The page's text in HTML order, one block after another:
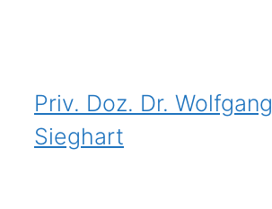
Priv. Doz. Dr. Wolfgang
Sieghart